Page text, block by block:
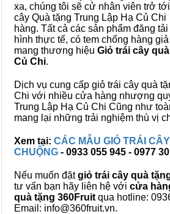
xa, chúng tôi sẽ cử nhân viên trở
cây Quà tặng Trung Lập Hạ Củ
hàng. Tất cả các sản phẩm đăng
hình thực tế, có tem chống hàng
mang thương hiệu Giỏ trái cây
Củ Chi.
Dịch vụ cung cấp giỏ trái cây quà
Chi với nhiều cửa hàng nhượng
Trung Lập Hạ Củ Chi Cũng như
mang lại những trải nghiệm thù vị
Xem tại: CÁC MẪU GIỎ TRÁI
CHUỘNG - 0933 055 945 - 0977
Nếu muốn đặtgiỏ trái cây quà
tư vấn bạn hãy liên hệ với cửa
quà tặng 360Fruit qua hotline:
Email: info@360fruit.vn.